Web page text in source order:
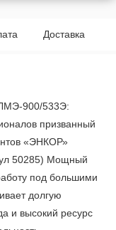
Доставка
900/533Э:
призванный
«ЭНКОР»
50285) Мощный
под большими
долгую
и высокий ресурс